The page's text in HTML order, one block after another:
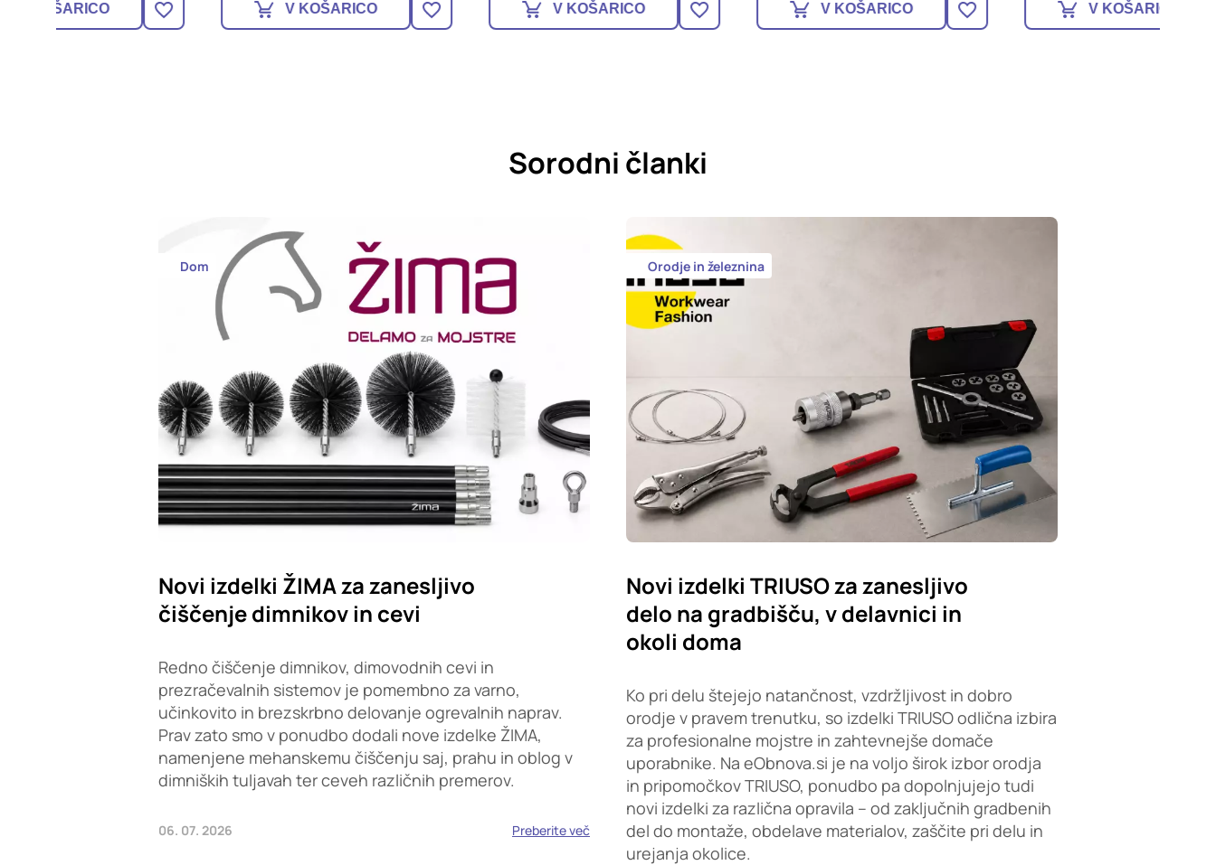
V KOŠARICO V KOŠARICO V KOŠARICO V KOŠARICO
Sorodni članki
Dom
Novi izdelki ŽIMA za zanesljivo
čiščenje dimnikov in cevi
Redno čiščenje dimnikov, dimovodnih cevi in
prezračevalnih sistemov je pomembno za varno,
učinkovito in brezskrbno delovanje ogrevalnih naprav.
Prav zato smo v ponudbo dodali nove izdelke ŽIMA,
namenjene mehanskemu čiščenju saj, prahu in oblog v
dimniških tuljavah ter ceveh različnih premerov.
06. 07. 2026 Preberite več
Orodje in železnina
Novi izdelki TRIUSO za zanesljivo
delo na gradbišču, v delavnici in
okoli doma
Ko pri delu štejejo natančnost, vzdržljivost in dobro
orodje v pravem trenutku, so izdelki TRIUSO odlična izbira
za profesionalne mojstre in zahtevnejše domače
uporabnike. Na eObnova.si je na voljo širok izbor orodja
in pripomočkov TRIUSO, ponudbo pa dopolnjujejo tudi
novi izdelki za različna opravila – od zaključnih gradbenih
del do montaže, obdelave materialov, zaščite pri delu in
urejanja okolice.